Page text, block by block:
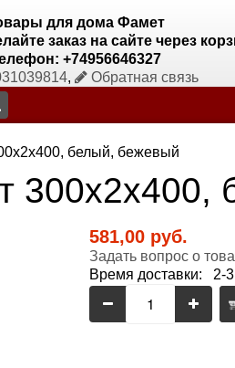
для дома Фамет
заказ на сайте через
+74956646327
,
Обратная связь
белый, бежевый
300х2х400,
581,00 руб.
Задать вопрос о
Время доставки: 2-